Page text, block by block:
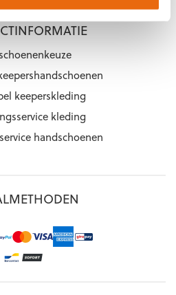
keeperskleding
kleding
handschoenen